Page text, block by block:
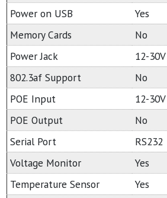
Power on USB
Yes
Memory Cards
No
Power Jack
12-30V
802.3af Support
No
POE Input
12-30V
POE Output
No
Serial Port
RS232
Voltage Monitor
Yes
Temperature Sensor
Yes